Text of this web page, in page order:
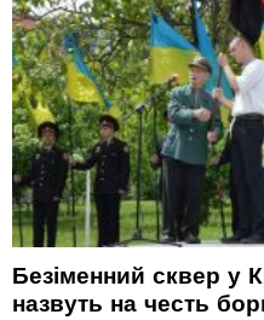
Безіменний сквер у
назвуть на честь